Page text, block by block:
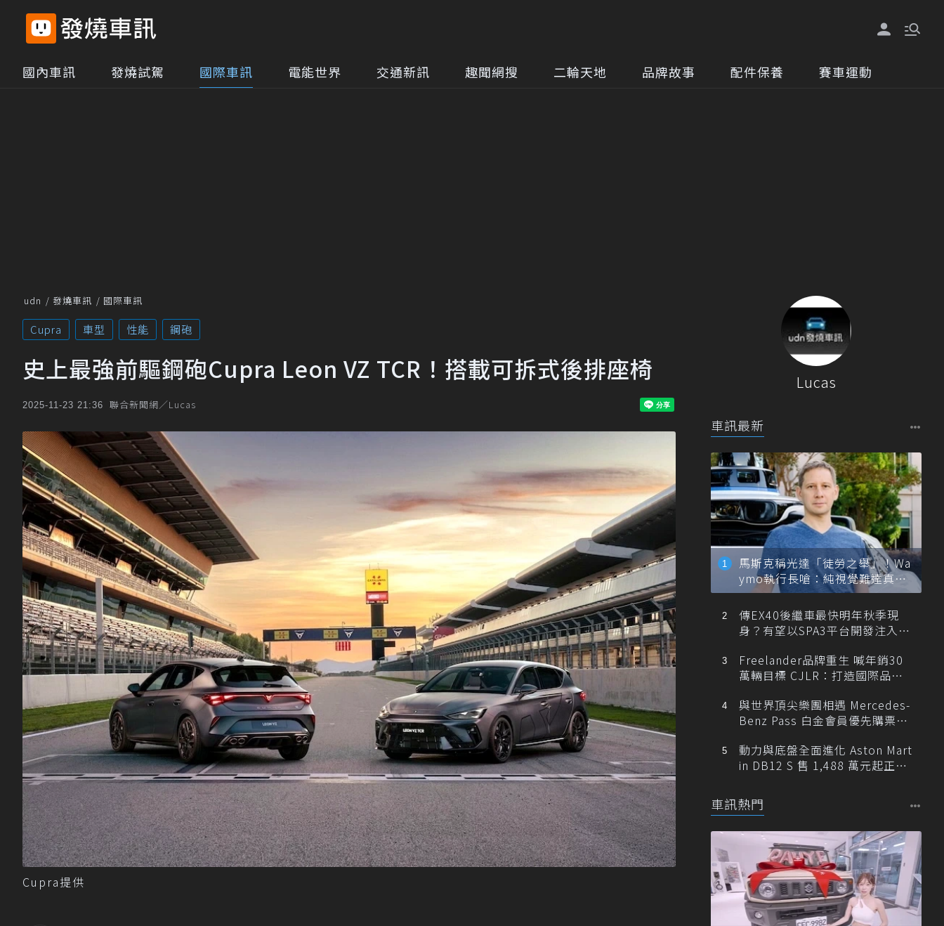
國內車訊 發燒試駕 國際車訊 電能世界 交通新訊 趣聞網搜 二輪天地 品牌故事 配件保養 賽車運動
udn 發燒車訊 國際車訊
Cupra 車型 性能 鋼砲
史上最強前驅鋼砲Cupra Leon VZ TCR！搭載可拆式後排座椅
2025-11-23 21:36 聯合新聞網／Lucas
Cupra提供
Lucas
車訊最新
馬斯克稱光達「徒勞之舉」！Wa
ymo執行長嗆：純視覺難達真正
自動駕駛
傳EX40後繼車最快明年秋季現
身？有望以SPA3平台開發注入80
Freelander品牌重生 喊年銷30
萬輛目標 CJLR：打造國際品牌
與世界頂尖樂團相遇 Mercedes-
Benz Pass 白金會員優先購票維
動力與底盤全面進化 Aston Mart
in DB12 S 售 1,488 萬元起正式
車訊熱門